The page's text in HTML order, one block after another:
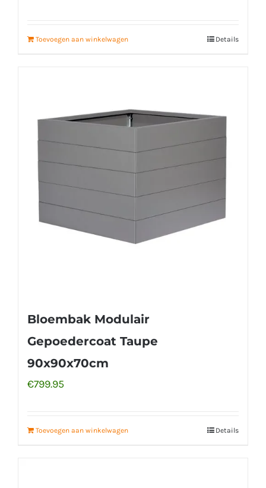
Toevoegen aan winkelwagen Details
Bloembak Modulair
Gepoedercoat Taupe
90x90x70cm
€799.95
Toevoegen aan winkelwagen Details